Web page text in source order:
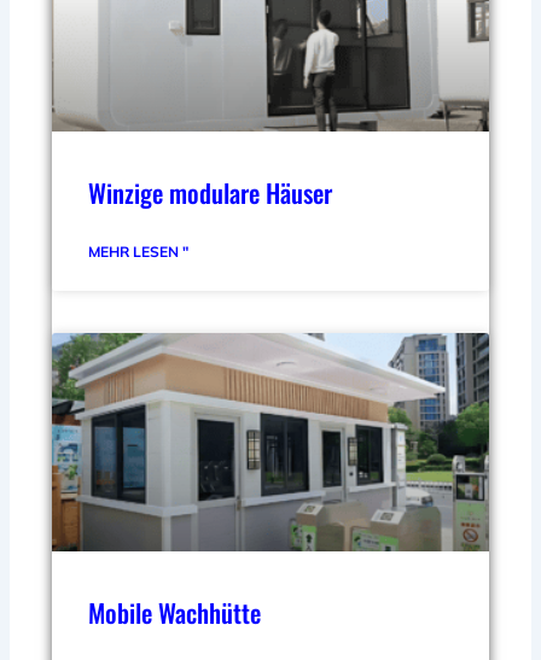
Winzige modulare Häuser
MEHR LESEN "
Mobile Wachhütte